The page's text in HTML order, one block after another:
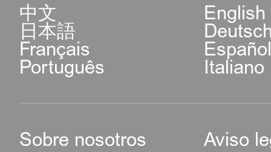
中文 English
日本語
Français
Português Italiano
Sobre nosotros Aviso